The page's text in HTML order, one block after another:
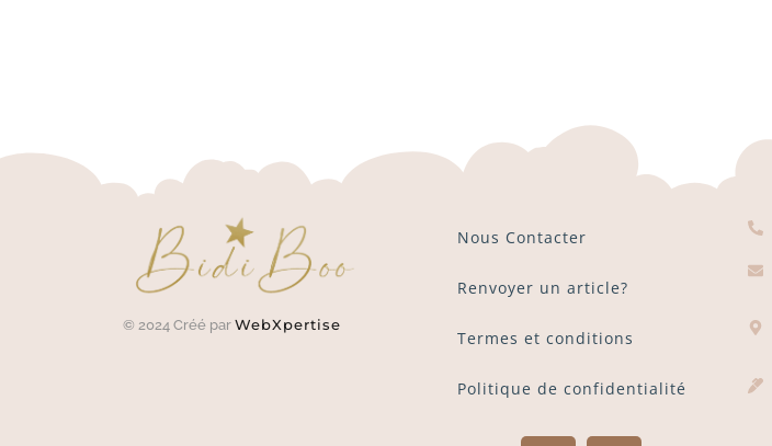
© 2024 Créé par WebXpertise
Nous Contacter
Renvoyer un article?
Termes et conditions
Politique de confidentialité